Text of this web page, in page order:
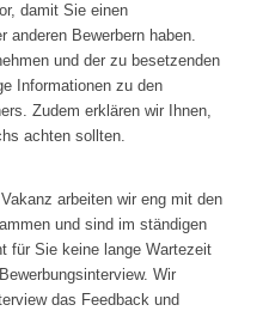
damit Sie einen
anderen Bewerbern haben.
und der zu besetzenden
Informationen zu den
Zudem erklären wir Ihnen,
achten sollten.
arbeiten wir eng mit den
und sind im ständigen
für Sie keine lange Wartezeit
Wir
das Feedback und